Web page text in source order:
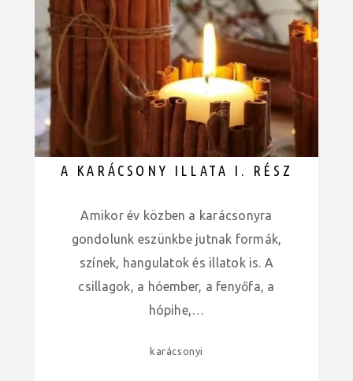
A KARÁCSONY ILLATA I. RÉSZ
Amikor év közben a karácsonyra
gondolunk eszünkbe jutnak formák,
színek, hangulatok és illatok is. A
csillagok, a hóember, a fenyőfa, a
hópihe,…
karácsonyi